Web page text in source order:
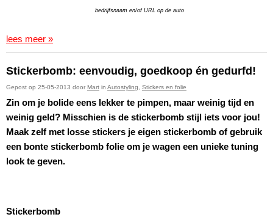
bedrijfsnaam en/of URL op de auto
lees meer »
Stickerbomb: eenvoudig, goedkoop én gedurfd!
Gepost op 25-05-2013 door Mart in Autostyling Stickers en folie
Zin om je bolide eens lekker te pimpen, maar weinig tijd en
weinig geld? Misschien is de stickerbomb stijl iets voor jou!
Maak zelf met losse stickers je eigen stickerbomb of gebruik
een bonte stickerbomb folie om je wagen een unieke tuning
look te geven.
Stickerbomb